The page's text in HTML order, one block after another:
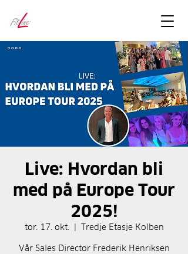
Live: Hvordan bli
med på Europe Tour
2025!
tor. 17. okt.
  |
Tredje Etasje Kolben
Vår Sales Director Frederik Henriksen